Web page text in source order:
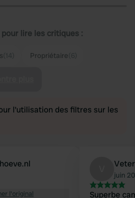
lire les critiques :
Propriétaire
l'utilisation des filtres sur les
l'original
juin
Superbe